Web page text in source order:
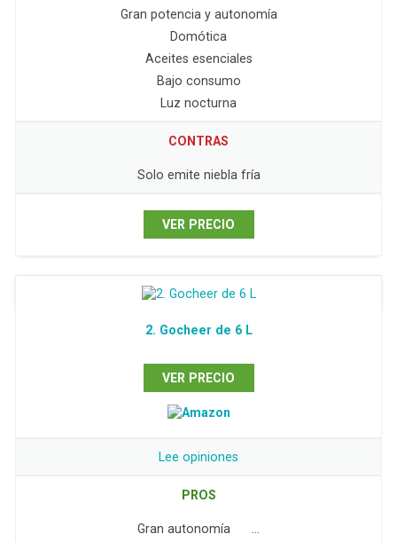
Gran potencia y autonomía
Domótica
Aceites esenciales
Bajo consumo
Luz nocturna
CONTRAS
Solo emite niebla fría
VER PRECIO
2. Gocheer de 6 L
VER PRECIO
Lee opiniones
PROS
Gran autonomía …